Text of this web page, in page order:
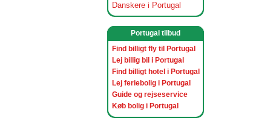
Danskere i Portugal
Portugal tilbud
Find billigt fly til Portugal
Lej billig bil i Portugal
Find billigt hotel i Portugal
Lej feriebolig i Portugal
Guide og rejseservice
Køb bolig i Portugal